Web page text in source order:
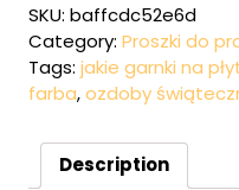
SKU: baffcdc52e6d
Category: Proszki do
Tags: jakie garnki na
farba,ozdoby
Description